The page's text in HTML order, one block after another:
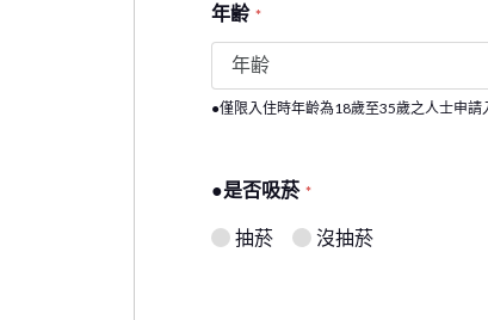
年齢 *
●僅限入住時年齡為18歲至35歲之人士申請
●是否吸菸 *
抽菸 沒抽菸